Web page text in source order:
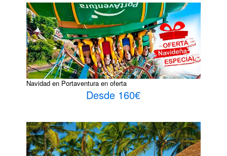
Navidad en Portaventura en oferta
Desde 160€